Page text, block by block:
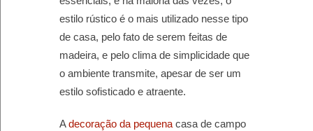
estilo rústico é o mais utilizado nesse tipo
de casa, pelo fato de serem feitas de
madeira, e pelo clima de simplicidade que
o ambiente transmite, apesar de ser um
estilo sofisticado e atraente.
Adecoração da pequena casa de campo